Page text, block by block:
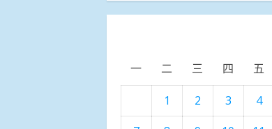
分
一 二 三 四 五
1 2 3 4